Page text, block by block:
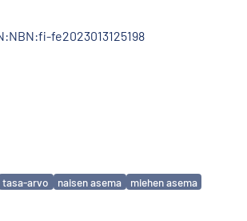
fe2023013125198
tasa-arvo naisen asema miehen asema